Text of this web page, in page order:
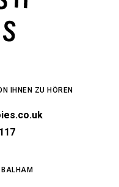
IHNEN ZU HÖREN